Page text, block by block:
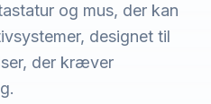
og mus, der kan
designet til
der kræver